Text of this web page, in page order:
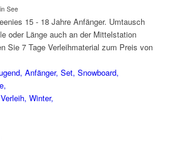
See
15 - 18 Jahre Anfänger. Umtausch
oder Länge auch an der Mittelstation
Sie 7 Tage Verleihmaterial zum Preis von
Anfänger, Set, Snowboard,
Winter,